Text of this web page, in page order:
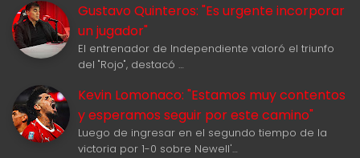
Gustavo Quinteros: "Es urgente incorporar
un jugador"
El entrenador de Independiente valoró el triunfo
del "Rojo", destacó …
Kevin Lomonaco: "Estamos muy contentos
y esperamos seguir por este camino"
Luego de ingresar en el segundo tiempo de la
victoria por 1-0 sobre Newell'…